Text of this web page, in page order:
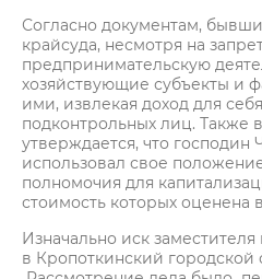
Согласно документам,
крайсуда, несмотря на
предпринимательскую
хозяйствующие субъекты и
ими, извлекая доход для
подконтрольных лиц. Также
утверждается, что господин
использовал свое
полномочия для
стоимость которых оценена
Изначально иск
в Кропоткинский городской